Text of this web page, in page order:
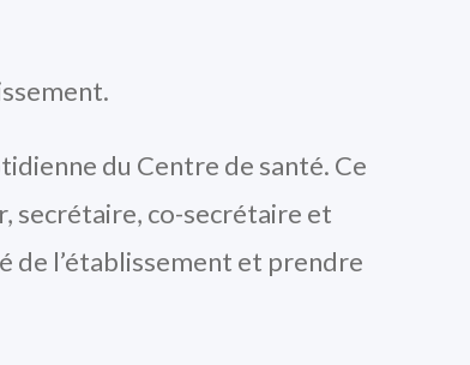
du Centre de santé. Ce
secrétaire, co-secrétaire et
de l’établissement et prendre